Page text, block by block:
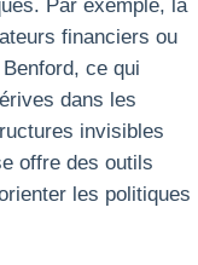
Par exemple, la
financiers ou
ce qui
dans les
invisibles
offre des outils
les politiques